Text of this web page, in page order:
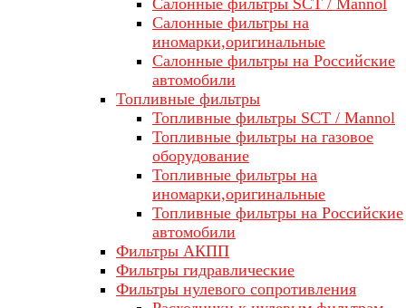
Салонные фильтры SCT / Mannol
Салонные фильтры на
иномарки,оригинальные
Салонные фильтры на Российские
автомобили
Топливные фильтры
Топливные фильтры SCT / Mannol
Топливные фильтры на газовое
оборудование
Топливные фильтры на
иномарки,оригинальные
Топливные фильтры на Российские
автомобили
Фильтры АКПП
Фильтры гидравлические
Фильтры нулевого сопротивления